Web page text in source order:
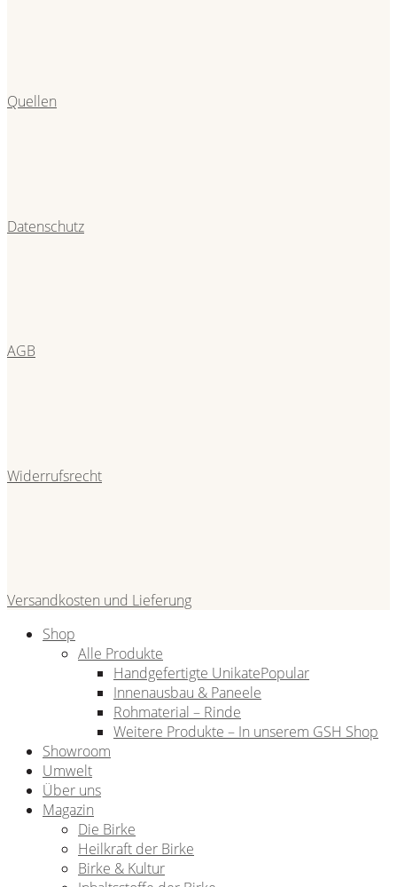
Quellen
Datenschutz
AGB
Widerrufsrecht
Versandkosten und Lieferung
Shop
Alle Produkte
Handgefertigte Unikate
Innenausbau & Paneele
Rohmaterial – Rinde
Weitere Produkte – In unserem GSH Shop
Showroom
Umwelt
Über uns
Magazin
Die Birke
Heilkraft der Birke
Birke & Kultur